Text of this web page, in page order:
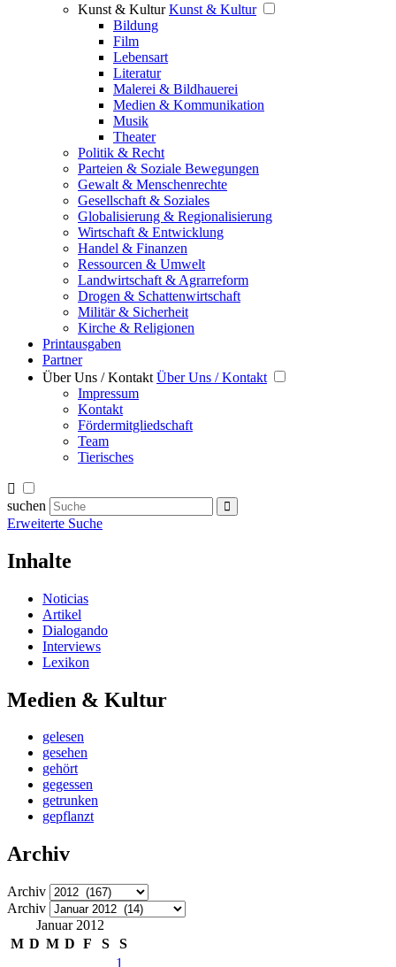
Kunst & Kultur Kunst & Kultur
Bildung
Film
Lebensart
Literatur
Malerei & Bildhauerei
Medien & Kommunikation
Musik
Theater
Politik & Recht
Parteien & Soziale Bewegungen
Gewalt & Menschenrechte
Gesellschaft & Soziales
Globalisierung & Regionalisierung
Wirtschaft & Entwicklung
Handel & Finanzen
Ressourcen & Umwelt
Landwirtschaft & Agrarreform
Drogen & Schattenwirtschaft
Militär & Sicherheit
Kirche & Religionen
Printausgaben
Partner
Über Uns / Kontakt Über Uns / Kontakt
Impressum
Kontakt
Fördermitgliedschaft
Team
Tierisches
suchen
Erweiterte Suche
Inhalte
Noticias
Artikel
Dialogando
Interviews
Lexikon
Medien & Kultur
gelesen
gesehen
gehört
gegessen
getrunken
gepflanzt
Archiv
Archiv
Archiv
Januar 2012
M D M D F S
S
1